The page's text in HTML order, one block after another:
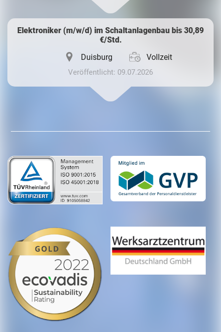
Elektroniker (m/w/d) im Schaltanlagenbau bis 30,89
€/Std.
Duisburg
Vollzeit
Veröffentlicht: 09.07.2026